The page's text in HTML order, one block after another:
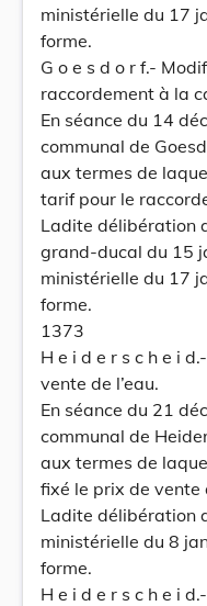
ministérielle du 17
forme.
G o e s d o r f.-
raccordement à la
En séance du 14
communal de
aux termes de
tarif pour le
Ladite délibération
grand-ducal du 15
ministérielle du 17
forme.
1373
H e i d e r s c h e i
vente de l’eau.
En séance du 21
communal de
aux termes de
fixé le prix de vente
Ladite délibération
ministérielle du 8
forme.
H e i d e r s c h e i